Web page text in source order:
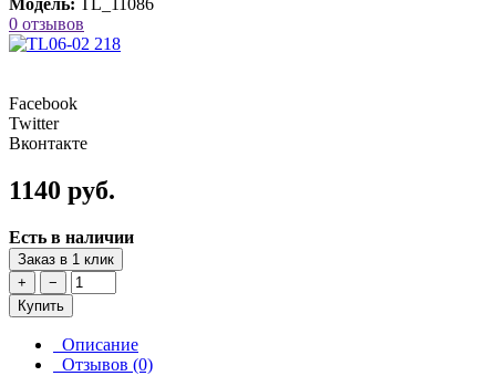
Модель: TL_11086
0 отзывов
Facebook
Twitter
Вконтакте
1140 руб.
Есть в наличии
Заказ в 1 клик
+
−
Купить
Описание
Отзывов (0)